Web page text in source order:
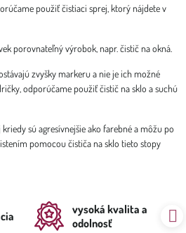
použiť čistiaci sprej, ktorý nájdete v
porovnateľný výrobok, napr. čistič na okná.
zvyšky markeru a nie je ich možné
odporúčame použiť čistič na sklo a suchú
sú agresívnejšie ako farebné a môžu po
pomocou čističa na sklo tieto stopy
vysoká kvalita a
odolnosť